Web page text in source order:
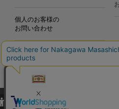
個人のお客様の
お問い合わせ
Copyright©2000-2026
当サイトでは、当サイト内における閲